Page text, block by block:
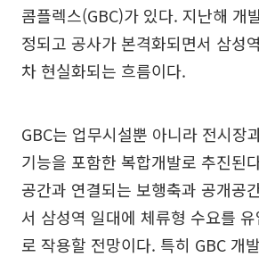
콤플렉스(GBC)가 있다. 지난해 개
정되고 공사가 본격화되면서 삼성
차 현실화되는 흐름이다.
GBC는 업무시설뿐 아니라 전시장
기능을 포함한 복합개발로 추진된
공간과 연결되는 보행축과 공개공
서 삼성역 일대에 체류형 수요를
로 작용할 전망이다. 특히 GBC 개